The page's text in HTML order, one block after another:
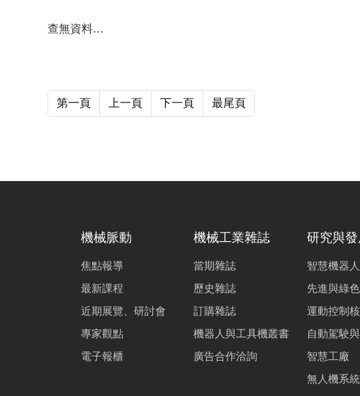
查無資料...
第一頁 上一頁 下一頁 最尾頁
機械脈動
焦點報導
最新課程
近期展覽、研討會
專家觀點
電子報櫃
機械工業雜誌
當期雜誌
歷史雜誌
訂購雜誌
機器人與工具機叢書
廣告合作洽詢
研究與
智慧機器人
先進與綠
運動控制
自動駕駛
智慧工廠
無人機系統